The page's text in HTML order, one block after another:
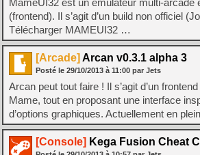
MameUI32 est un émulateur multi-arcade
(frontend). Il s’agit d’un build non officiel
Télécharger MAMEUI32 …
[Arcade] Arcan v0.3.1 alpha 3
Posté le 29/10/2013 à 11:00 par Jets
Arcan peut tout faire ! Il s’agit d’un
Mame, tout en proposant une interface
d’options graphiques. Actuellement en
[Console] Kega Fusion Cheat